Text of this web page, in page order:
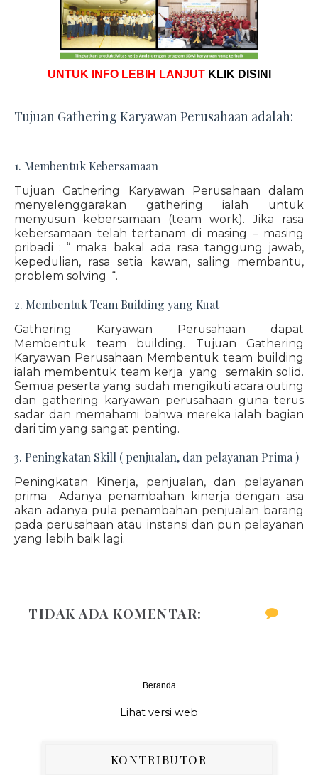
UNTUK INFO LEBIH LANJUT KLIK DISINI
Tujuan Gathering Karyawan Perusahaan adalah:
1. Membentuk Kebersamaan
Tujuan Gathering Karyawan Perusahaan dalam
menyelenggarakan gathering ialah untuk
menyusun kebersamaan (team work). Jika rasa
kebersamaan telah tertanam di masing – masing
pribadi : “ maka bakal ada rasa tanggung jawab,
kepedulian, rasa setia kawan, saling membantu,
problem solving “.
2. Membentuk Team Building yang Kuat
Gathering Karyawan Perusahaan dapat
Membentuk team building. Tujuan Gathering
Karyawan Perusahaan Membentuk team building
ialah membentuk team kerja yang semakin solid.
Semua peserta yang sudah mengikuti acara outing
dan gathering karyawan perusahaan guna terus
sadar dan memahami bahwa mereka ialah bagian
dari tim yang sangat penting.
3. Peningkatan Skill ( penjualan, dan pelayanan Prima )
Peningkatan Kinerja, penjualan, dan pelayanan
prima Adanya penambahan kinerja dengan asa
akan adanya pula penambahan penjualan barang
pada perusahaan atau instansi dan pun pelayanan
yang lebih baik lagi.
TIDAK ADA KOMENTAR:
Beranda
Lihat versi web
KONTRIBUTOR